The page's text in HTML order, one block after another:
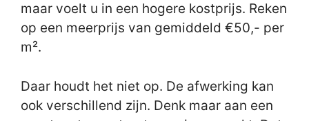
maar voelt u in een hogere kostprijs. Reken
op een meerprijs van gemiddeld €50,- per
m².
Daar houdt het niet op. De afwerking kan
ook verschillend zijn. Denk maar aan een